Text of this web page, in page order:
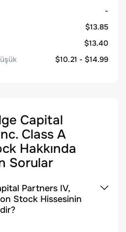
-
$13.85
$13.40
$10.21 - $14.99
Capital
Class A
Hakkında
Sorular
Partners IV,
Stock Hissesinin